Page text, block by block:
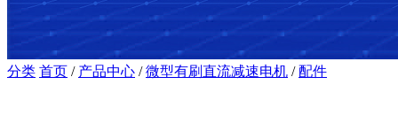
分类 首页 / 产品中心 /微型有刷直流减速电机 /配件